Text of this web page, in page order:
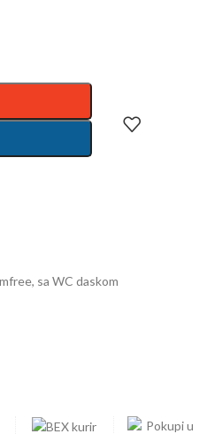
sa WC daskom